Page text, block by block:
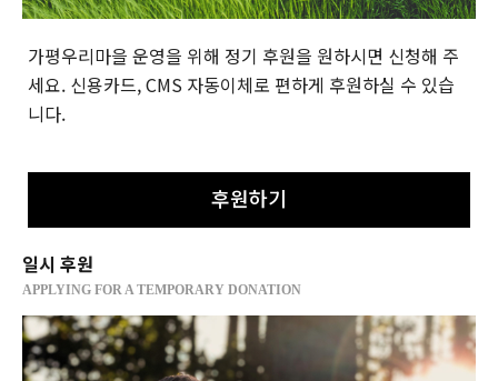
가평우리마을 운영을 위해 정기 후원을 원하시면 신청해 주
세요. 신용카드, CMS 자동이체로 편하게 후원하실 수 있습
니다.
후원하기
일시 후원
APPLYING FOR A TEMPORARY DONATION